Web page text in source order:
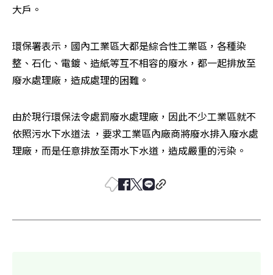
大戶。
環保署表示，國內工業區大都是綜合性工業區，各種染
整、石化、電鍍、造紙等互不相容的廢水，都一起排放至
廢水處理廠，造成處理的困難。
由於現行環保法令處罰廢水處理廠，因此不少工業區就不
依照污水下水道法 ，要求工業區內廠商將廢水排入廢水處
理廠，而是任意排放至雨水下水道，造成嚴重的污染。